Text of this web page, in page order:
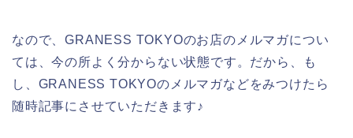
なので、GRANESS TOKYOのお店のメルマガについ
ては、今の所よく分からない状態です。だから、も
し、GRANESS TOKYOのメルマガなどをみつけたら
随時記事にさせていただきます♪